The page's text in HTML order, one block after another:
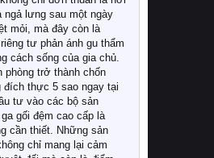
ngả lưng sau một ngày
mỏi, mà đây còn là
tư phản ánh gu thẩm
cách sống của gia chủ.
phòng trở thành chốn
đích thực 5 sao ngay tại
tư vào các bộ sản
gối đệm cao cấp là
cần thiết. Những sản
chỉ mang lại cảm